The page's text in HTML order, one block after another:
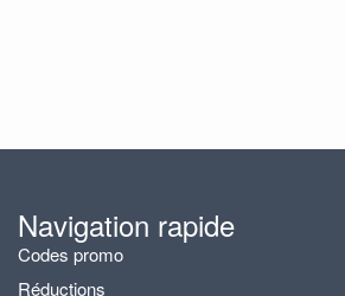
Navigation rapide
Codes promo
Réductions